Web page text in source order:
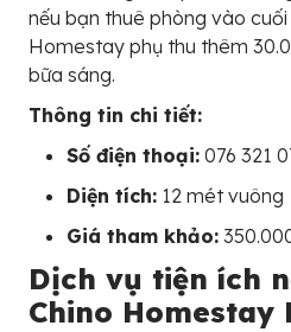
nếu bạn thuê phòng vào
Homestay phụ thu thêm
bữa sáng.
Thông tin chi tiết:
Số điện thoại: 076 321
Diện tích: 12 mét vuông
Giá tham khảo:
Dịch vụ tiện ích
Chino Homestay